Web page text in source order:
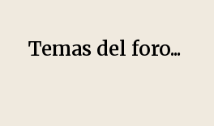
Temas del foro...